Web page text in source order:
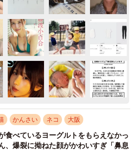
かんさい ネコ 大阪
食べているヨーグルトをもらえなかっ
、爆裂に拗ねた顔がかわいすぎ「鼻息